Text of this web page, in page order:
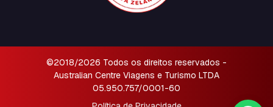
©2018/2026 Todos os direitos reservados -
Australian Centre Viagens e Turismo LTDA
05.950.757/0001-60